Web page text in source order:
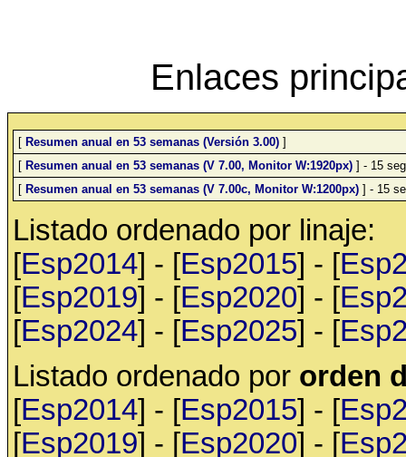
Enlaces
[ Resumen anual en 53 semanas (Versión 3.00) ]
[ Resumen anual en 53 semanas (V 7.00, Monitor W:1920px) ] - 15
[ Resumen anual en 53 semanas (V 7.00c, Monitor W:1200px) ] - 15
Listado ordenado por linaje:
[Esp2014] - [Esp2015] - [
[Esp2019] - [Esp2020] - [
[Esp2024] - [Esp2025] - [
Listado ordenado por orden
[Esp2014] - [Esp2015] - [
[Esp2019] - [Esp2020] - [